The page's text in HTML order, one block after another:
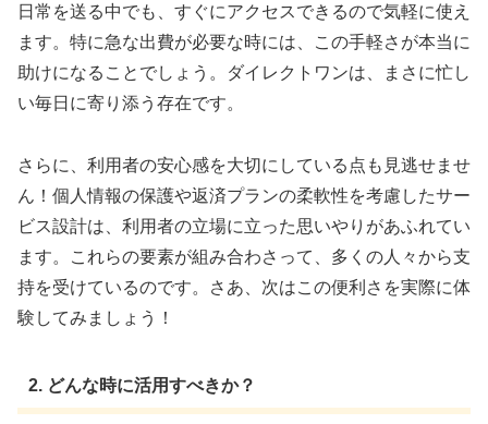
日常を送る中でも、すぐにアクセスできるので気軽に使え
ます。特に急な出費が必要な時には、この手軽さが本当に
助けになることでしょう。ダイレクトワンは、まさに忙し
い毎日に寄り添う存在です。
さらに、利用者の安心感を大切にしている点も見逃せませ
ん！個人情報の保護や返済プランの柔軟性を考慮したサー
ビス設計は、利用者の立場に立った思いやりがあふれてい
ます。これらの要素が組み合わさって、多くの人々から支
持を受けているのです。さあ、次はこの便利さを実際に体
験してみましょう！
2. どんな時に活用すべきか？